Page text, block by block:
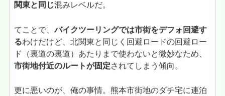
関東と同じ混みレベルだ。
てことで、バイクツーリングでは市街をデフォ回避す
るわけだけど、北関東と同じく回避ロードの回避ロー
ド（裏道の裏道）あたりまで使わないと微妙なため、
市街地付近のルートが固定されてしまう傾向。
更に悪いのが、俺の事情。熊本市街地のダチ宅に連泊